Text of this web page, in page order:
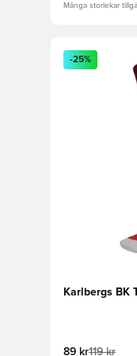
Många storlekar
Öppnar en
-25%
Karlbergs BK
89 kr119 kr